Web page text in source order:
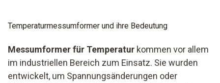
Temperaturmessumformer und ihre Bedeutung
Messumformer für Temperatur kommen vor allem
im industriellen Bereich zum Einsatz. Sie wurden
entwickelt, um Spannungsänderungen oder